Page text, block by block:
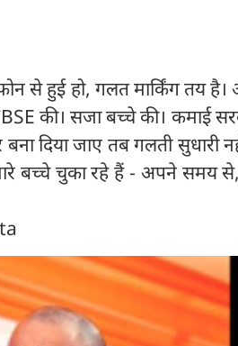
से हुई हो, गलत मार्किंग तय
की। सजा बच्चे की। कमाई
दिया जाए तब गलती सुधारी
बच्चे चुका रहे हैं - अपने समय